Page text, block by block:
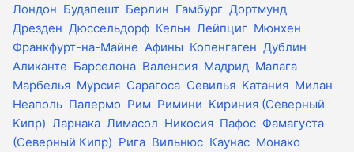
Лондон Будапешт Берлин Гамбург Дортмунд
Дрезден Дюссельдорф Кельн Лейпциг Мюнхен
Франкфурт-на-Майне Афины Копенгаген Дублин
Аликанте Барселона Валенсия Мадрид Малага
Марбелья Мурсия Сарагоса Севилья Катания Милан
Неаполь Палермо Рим Римини Кириния (Северный
Кипр) Ларнака Лимасол Никосия Пафос Фамагуста
(Северный Кипр) Рига Вильнюс Каунас Монако